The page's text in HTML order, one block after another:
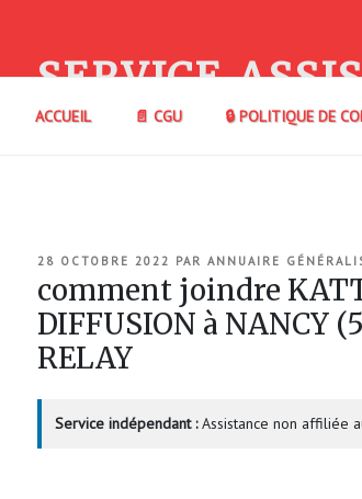
SERVICE
ACCUEIL 📄 CGU 🔒 POLITIQUE DE
PUBLIÉ
28 OCTOBRE 2022 PAR ANNUAIRE
comment joindre
DIFFUSION à NANCY
RELAY
Service indépendant :Assistance non affiliée